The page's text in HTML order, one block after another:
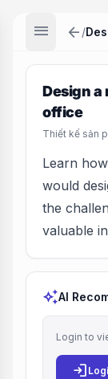
menu arrow_back /
Design
office
Thiết kế sản
Learn
would
the
valuable
auto_awesomeAI
Login to
login